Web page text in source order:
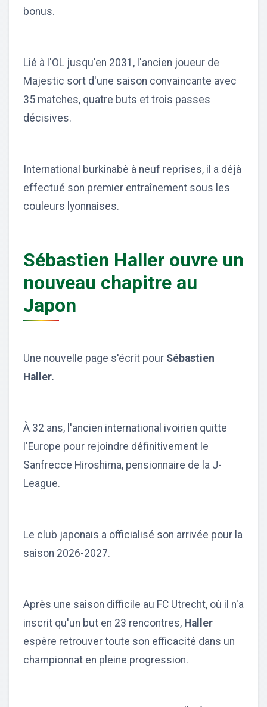
bonus.
Lié à l'OL jusqu'en 2031, l'ancien joueur de
Majestic sort d'une saison convaincante avec
35 matches, quatre buts et trois passes
décisives.
International burkinabè à neuf reprises, il a déjà
effectué son premier entraînement sous les
couleurs lyonnaises.
Sébastien Haller ouvre un
nouveau chapitre au
Japon
Une nouvelle page s'écrit pour Sébastien
Haller.
À 32 ans, l'ancien international ivoirien quitte
l'Europe pour rejoindre définitivement le
Sanfrecce Hiroshima, pensionnaire de la J-
League.
Le club japonais a officialisé son arrivée pour la
saison 2026-2027.
Après une saison difficile au FC Utrecht, où il n'a
inscrit qu'un but en 23 rencontres, Haller
espère retrouver toute son efficacité dans un
championnat en pleine progression.